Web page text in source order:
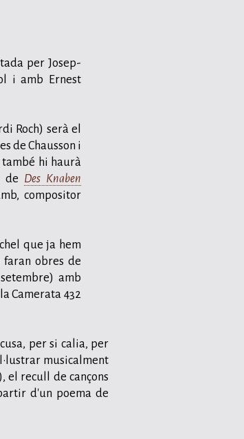
per Josep-
i amb Ernest
Roch) serà el
de Chausson i
hi haurà
de Des Knaben
compositor
que ja hem
obres de
amb
Camerata 432
per si calia, per
musicalment
el recull de cançons
d'un poema de